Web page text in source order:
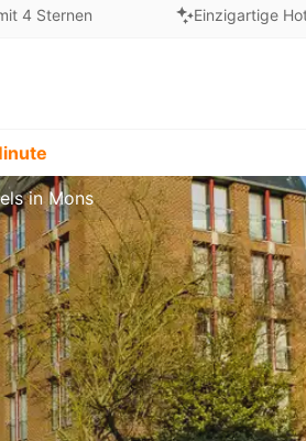
4 Sternen Einzigartige
in Mons